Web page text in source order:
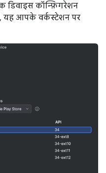
डिवाइस कॉन्फ़िगरेशन
यह आपके वर्कस्टेशन पर